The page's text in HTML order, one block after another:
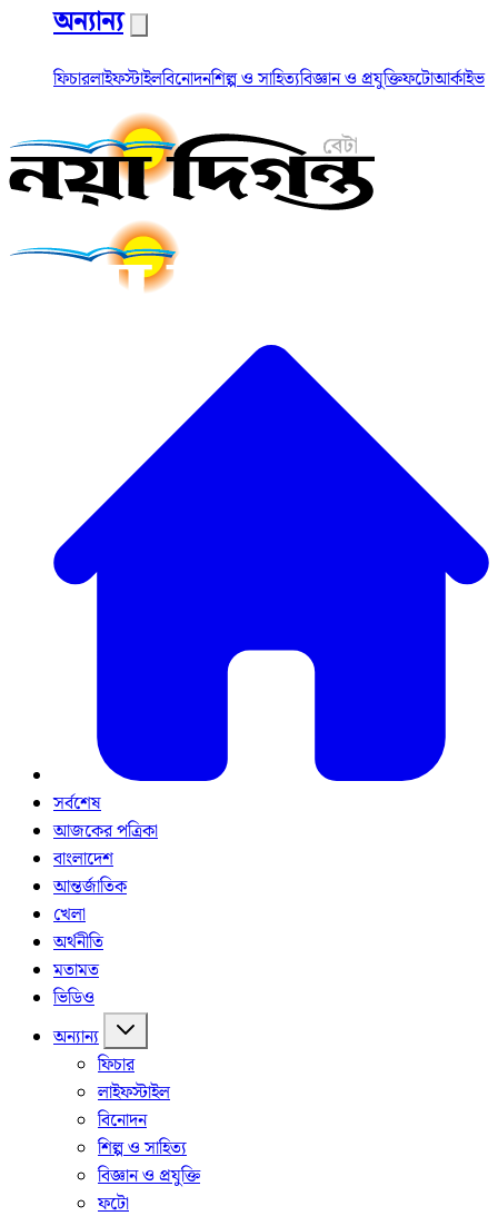
অন্যান্য
ফিচারলাইফস্টাইলবিনোদনশিল্প ও সাহিত্যবিজ্ঞান ও প্রযুক্তিফটোআর্কাইভ
সর্বশেষ
আজকের পত্রিকা
বাংলাদেশ
আন্তর্জাতিক
খেলা
অর্থনীতি
মতামত
ভিডিও
অন্যান্য
ফিচার
লাইফস্টাইল
বিনোদন
শিল্প ও সাহিত্য
বিজ্ঞান ও প্রযুক্তি
ফটো